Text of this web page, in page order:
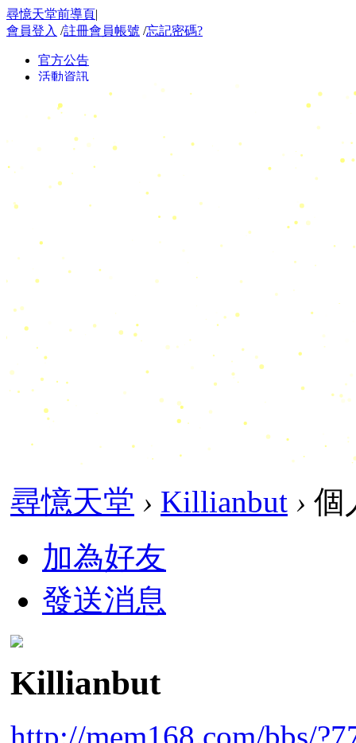
尋憶天堂前導頁|
會員登入 /註冊會員帳號 /忘記密碼?
尋憶天堂 › Killianbut › 個
加為好友
發送消息
Killianbut
http://mem168.com/bbs/